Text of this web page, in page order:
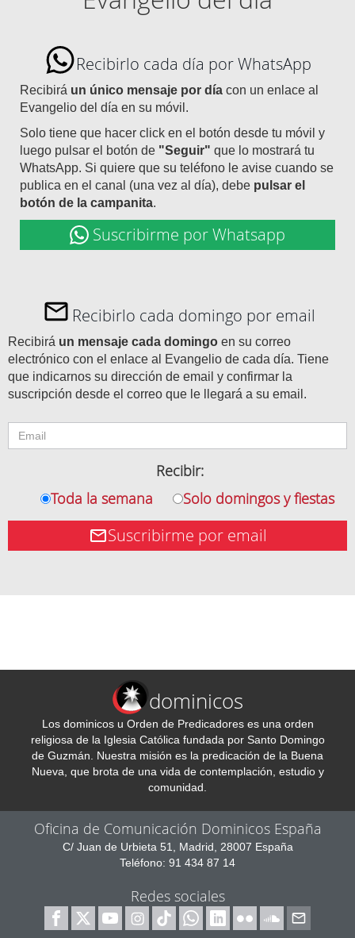
Recibirlo cada día por WhatsApp
Recibirá un único mensaje por día con un enlace al
Evangelio del día en su móvil.
Solo tiene que hacer click en el botón desde tu móvil y
luego pulsar el botón de "Seguir" que lo mostrará tu
WhatsApp. Si quiere que su teléfono le avise cuando se
publica en el canal (una vez al día), debe pulsar el
botón de la campanita.
Suscribirme por Whatsapp
Recibirlo cada domingo por email
Recibirá un mensaje cada domingo en su correo
electrónico con el enlace al Evangelio de cada día. Tiene
que indicarnos su dirección de email y confirmar la
suscripción desde el correo que le llegará a su email.
Recibir:
Toda la semana
Solo domingos y fiestas
Suscribirme por email
dominicos
Los dominicos u Orden de Predicadores es una orden
religiosa de la Iglesia Católica fundada por Santo Domingo
de Guzmán. Nuestra misión es la predicación de la Buena
Nueva, que brota de una vida de contemplación, estudio y
comunidad.
Oficina de Comunicación Dominicos España
C/ Juan de Urbieta 51, Madrid, 28007 España
Teléfono: 91 434 87 14
Redes sociales